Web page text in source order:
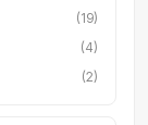
(19)
(4)
(2)